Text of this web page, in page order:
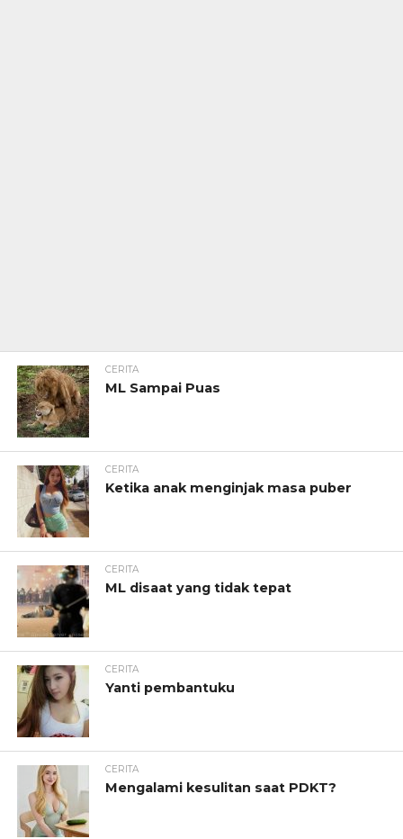
CERITA
ML Sampai Puas
CERITA
Ketika anak menginjak masa puber
CERITA
ML disaat yang tidak tepat
CERITA
Yanti pembantuku
CERITA
Mengalami kesulitan saat PDKT?